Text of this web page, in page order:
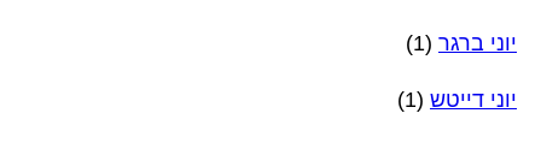
יוני ברגר (1)
יוני דייטש (1)